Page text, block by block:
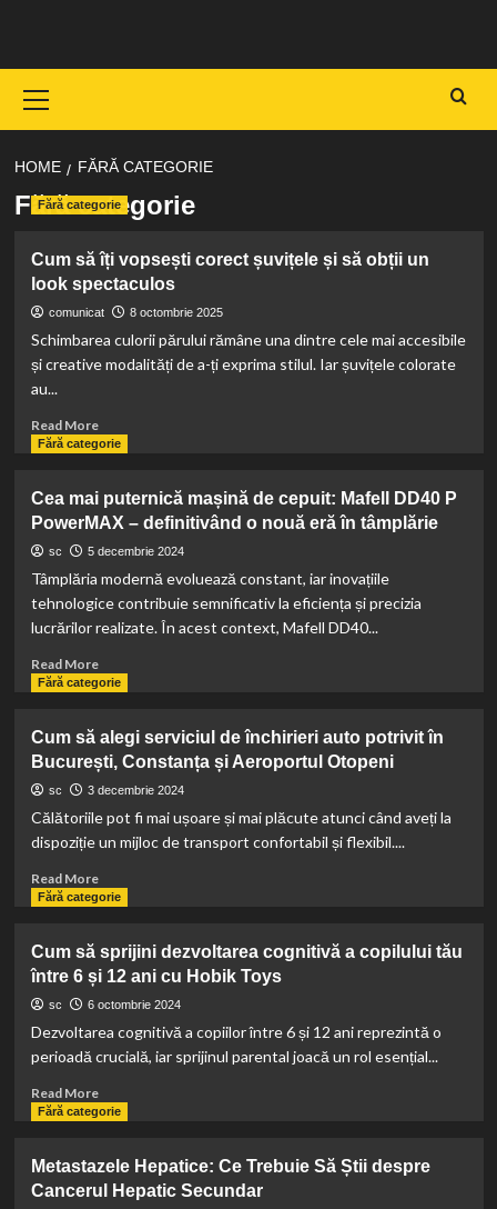
content
Menu
HOME FĂRĂ CATEGORIE
Fără categorie
Fără categorie
Cum să îți vopsești corect șuvițele și să obții un
look spectaculos
comunicat 8 octombrie 2025
Schimbarea culorii părului rămâne una dintre cele mai accesibile
și creative modalități de a-ți exprima stilul. Iar șuvițele colorate
au...
Read MoreRead
more
să
îți
vopsești
corect
și
să
un
look
Fără categorie
Cea mai puternică mașină de cepuit: Mafell DD40 P
PowerMAX – definitivând o nouă eră în tâmplărie
sc 5 decembrie 2024
Tâmplăria modernă evoluează constant, iar inovațiile
tehnologice contribuie semnificativ la eficiența și precizia
lucrărilor realizate. În acest context, Mafell DD40...
Read MoreRead
more
mai
puternică
mașină
cepuit:
Mafell
P
definitivând
o
nouă
în
tâmplărie
Fără categorie
Cum să alegi serviciul de închirieri auto potrivit în
București, Constanța și Aeroportul Otopeni
sc 3 decembrie 2024
Călătoriile pot fi mai ușoare și mai plăcute atunci când aveți la
dispoziție un mijloc de transport confortabil și flexibil....
Read MoreRead
more
să
alegi
serviciul
închirieri
auto
în
și
Aeroportul
Fără categorie
Cum să sprijini dezvoltarea cognitivă a copilului tău
între 6 și 12 ani cu Hobik Toys
sc 6 octombrie 2024
Dezvoltarea cognitivă a copiilor între 6 și 12 ani reprezintă o
perioadă crucială, iar sprijinul parental joacă un rol esențial...
Read MoreRead
more
să
sprijini
Fără categorie
Metastazele Hepatice: Ce Trebuie Să Știi despre
Cancerul Hepatic Secundar